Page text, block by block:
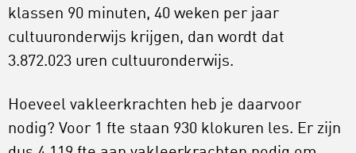
klassen 90 minuten, 40 weken per jaar
cultuuronderwijs krijgen, dan wordt dat
3.872.023 uren cultuuronderwijs.
Hoeveel vakleerkrachten heb je daarvoor
nodig? Voor 1 fte staan 930 klokuren les. Er zijn